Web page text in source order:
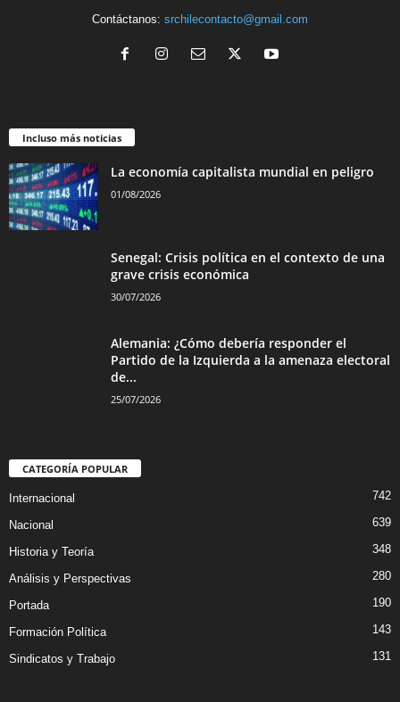
Contáctanos: srchilecontacto@gmail.com
Incluso más noticias
La economía capitalista mundial en peligro
01/08/2026
Senegal: Crisis política en el contexto de una
grave crisis económica
30/07/2026
Alemania: ¿Cómo debería responder el
Partido de la Izquierda a la amenaza electoral
de...
25/07/2026
CATEGORÍA POPULAR
Internacional 742
Nacional 639
Historia y Teoría 348
Análisis y Perspectivas 280
Portada 190
Formación Política 143
Sindicatos y Trabajo 131